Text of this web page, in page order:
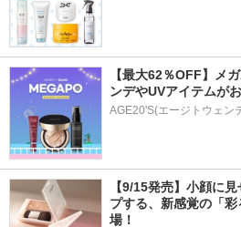
【最大62％OFF】メ
ンデやUVアイテムが
AGE20'S(エージトウェン
【9/15発売】小顔に
プする、新感覚の「
場！